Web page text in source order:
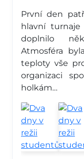
První den
hlavní
doplnilo
Atmosféra
teploty vše
organizaci
holkám…